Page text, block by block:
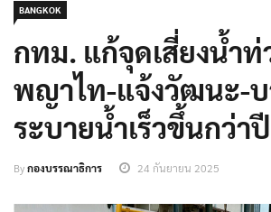
BANGKOK
กทม. แก้จุดเสี่ยงน้ำท่
พญาไท-แจ้งวัฒนะ-บ
ระบายน้ำเร็วขึ้นกว่า
Byกองบรรณาธิการ 24 กันยายน 2025